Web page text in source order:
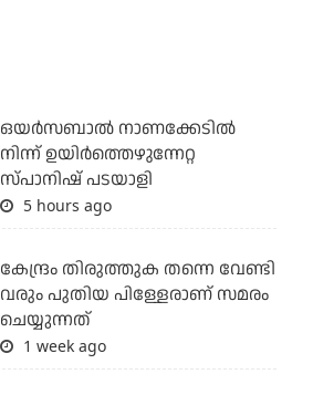
ഒയര്‍സബാൽ നാണക്കേടിൽ
നിന്ന് ഉയിർത്തെഴുന്നേറ്റ
സ്പാനിഷ് പടയാളി
5 hours ago
കേന്ദ്രം തിരുത്തുക തന്നെ വേണ്ടി
വരും പുതിയ പിള്ളേരാണ് സമരം
ചെയ്യുന്നത്
1 week ago